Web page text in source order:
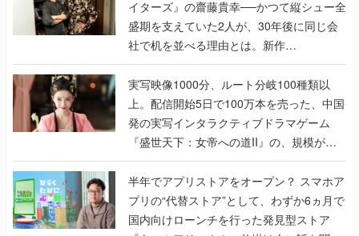
イターズ』の齋藤貴幸──かつて縦シュー全
盛期を支えていた2人が、30年後に同じ会
社で机を並べる理由とは。新作
『TATSUJIN EXTREME』で初タッグを組
んだレジェンド2人に訊く開発秘話
実写映像1000分、ルート分岐100種類以
上。配信開始5日で100万本を売った、中国
発の実写インタラクティブドラマゲーム
『盛世天下：女帝への道II』の、規模が違
うこだわりをプロデューサーに聞いた
半年でアプリストアをオープン？ スマホア
プリの“代替ストア”として、わずか6ヵ月で
国内向けローンチを行った発見型ストア